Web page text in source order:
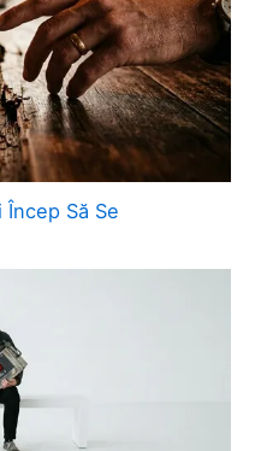
Încep Să Se